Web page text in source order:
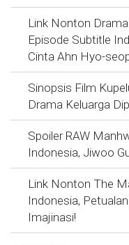
Link Nonton
Episode Subtitle
Cinta Ahn Hyo-
Sinopsis Film
Drama Keluarga
Spoiler RAW
Indonesia, Jiwoo
Link Nonton The
Indonesia,
Imajinasi!